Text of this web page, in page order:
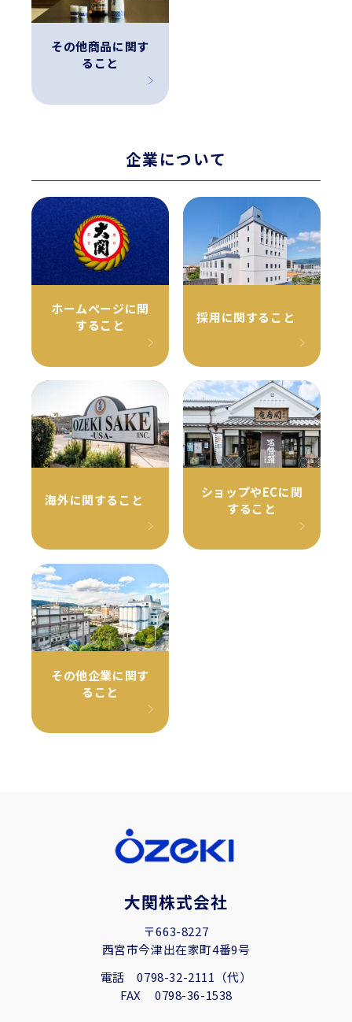
その他商品に関す
ること
企業について
ホームページに関
すること
採用に関すること
海外に関すること
ショップやECに関
すること
その他企業に関す
ること
大関株式会社
〒663-8227
西宮市今津出在家町4番9号
電話0798-32-2111（代）
FAX 0798-36-1538